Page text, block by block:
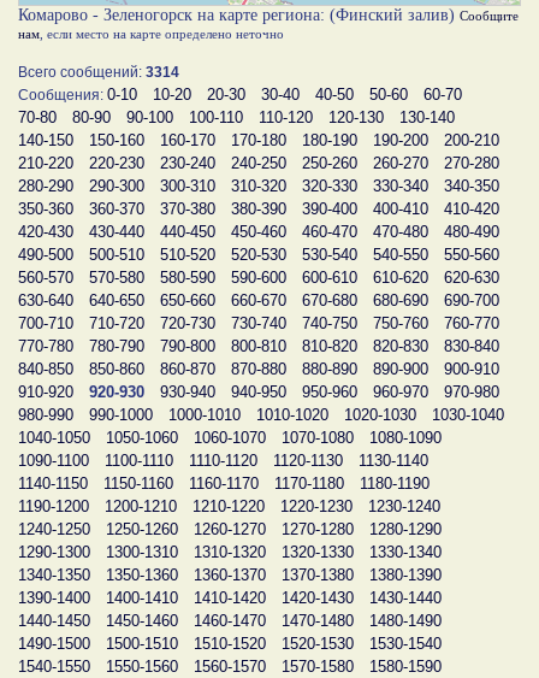
Комарово - Зеленогорск на карте региона: (Финский залив) Сообщите
нам , если место на карте определено неточно
Всего сообщений: 3314
Сообщения: 0-10 10-20 20-30 30-40 40-50 50-60
60-70
70-80
80-90 90-100 100-110 110-120 120-130
130-140
140-150
150-160 160-170 170-180 180-190 190-200
200-210
210-220
220-230 230-240 240-250 250-260 260-270
270-280
280-290
290-300 300-310 310-320 320-330 330-340
340-350
350-360
360-370 370-380 380-390 390-400 400-410
410-420
420-430
430-440 440-450 450-460 460-470 470-480
480-490
490-500
500-510 510-520 520-530 530-540 540-550
550-560
560-570
570-580 580-590 590-600 600-610 610-620
620-630
630-640
640-650 650-660 660-670 670-680 680-690
690-700
700-710
710-720 720-730 730-740 740-750 750-760
760-770
770-780
780-790 790-800 800-810 810-820 820-830
830-840
840-850
850-860 860-870 870-880 880-890 890-900
900-910
910-920
920-930 930-940 940-950 950-960 960-970
970-980
980-990
990-1000 1000-1010 1010-1020 1020-1030
1030-1040
1040-1050
1050-1060 1060-1070 1070-1080
1080-1090
1090-1100
1100-1110 1110-1120 1120-1130
1130-1140
1140-1150
1150-1160 1160-1170 1170-1180
1180-1190
1190-1200
1200-1210 1210-1220 1220-1230
1230-1240
1240-1250
1250-1260 1260-1270 1270-1280
1280-1290
1290-1300
1300-1310 1310-1320 1320-1330
1330-1340
1340-1350
1350-1360 1360-1370 1370-1380
1380-1390
1390-1400
1400-1410 1410-1420 1420-1430
1430-1440
1440-1450
1450-1460 1460-1470 1470-1480
1480-1490
1490-1500
1500-1510 1510-1520 1520-1530
1530-1540
1540-1550
1550-1560 1560-1570 1570-1580
1580-1590